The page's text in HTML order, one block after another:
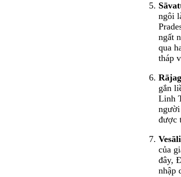
ngôi
ngất
qua
tháp
gắn
Linh
người
được
Vesāli
của
đây,
nhập